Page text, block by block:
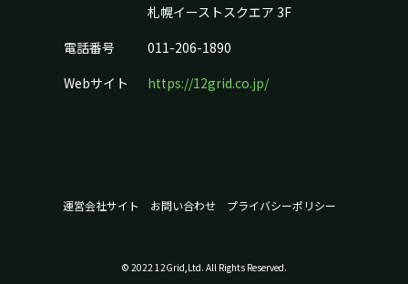
札幌イーストスクエア 3F
電話番号
011-206-1890
Webサイト
https://12grid.co.jp/
運営会社サイト お問い合わせ プライバシーポリシー
© 2022 12Grid,Ltd. All Rights Reserved.